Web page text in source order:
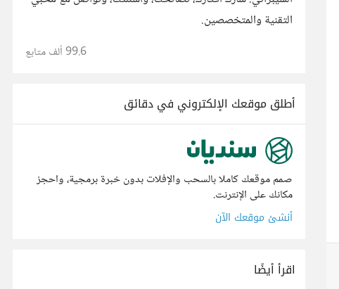
التقنية والمتخصصين.
99.6 ألف متابع
أطلق موقعك الإلكتروني في دقائق
صمم موقعك كاملا بالسحب والإفلات بدون خبرة برمجية، واحجز
مكانك على الإنترنت.
أنشئ موقعك الآن
اقرأ أيضًا